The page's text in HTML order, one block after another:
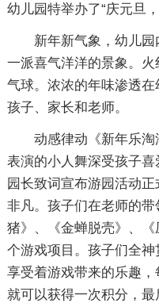
幼儿园特举办了“庆元旦
新年新气象，幼儿
一派喜气洋洋的景象。
气球。浓浓的年味渗透
孩子、家长和老师。
动感律动《新年乐
表演的小人舞深受孩子
园长致词宣布游园活动
非凡。孩子们在老师的
猪》、《金蝉脱壳》、
个游戏项目。孩子们全
享受着游戏带来的乐趣，
就可以获得一次积分，